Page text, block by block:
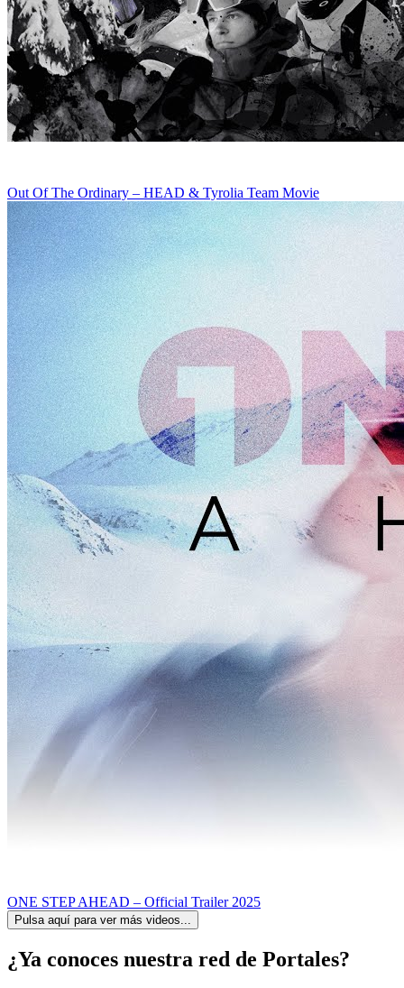
Out Of The Ordinary – HEAD & Tyrolia Team Movie
ONE STEP AHEAD – Official Trailer 2025
Pulsa aquí para ver más videos...
¿Ya conoces nuestra red de Portales?